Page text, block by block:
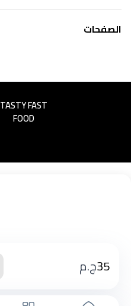
35ج.م
الصفحات
Easyorders